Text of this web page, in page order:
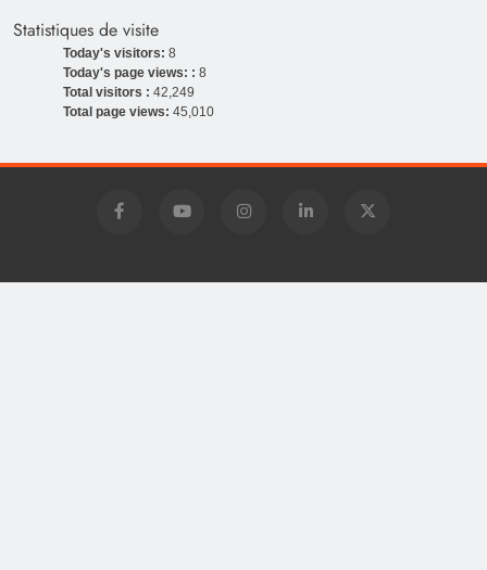
Statistiques de visite
Today's visitors: 8
Today's page views: : 8
Total visitors : 42,249
Total page views: 45,010